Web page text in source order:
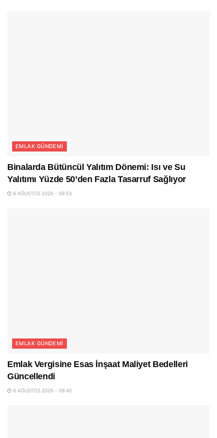
EMLAK GÜNDEMI
Binalarda Bütüncül Yalıtım Dönemi: Isı ve Su
Yalıtımı Yüzde 50’den Fazla Tasarruf Sağlıyor
6 AĞUSTOS 2026 - 09:53
EMLAK GÜNDEMI
Emlak Vergisine Esas İnşaat Maliyet Bedelleri
Güncellendi
6 AĞUSTOS 2026 - 09:40